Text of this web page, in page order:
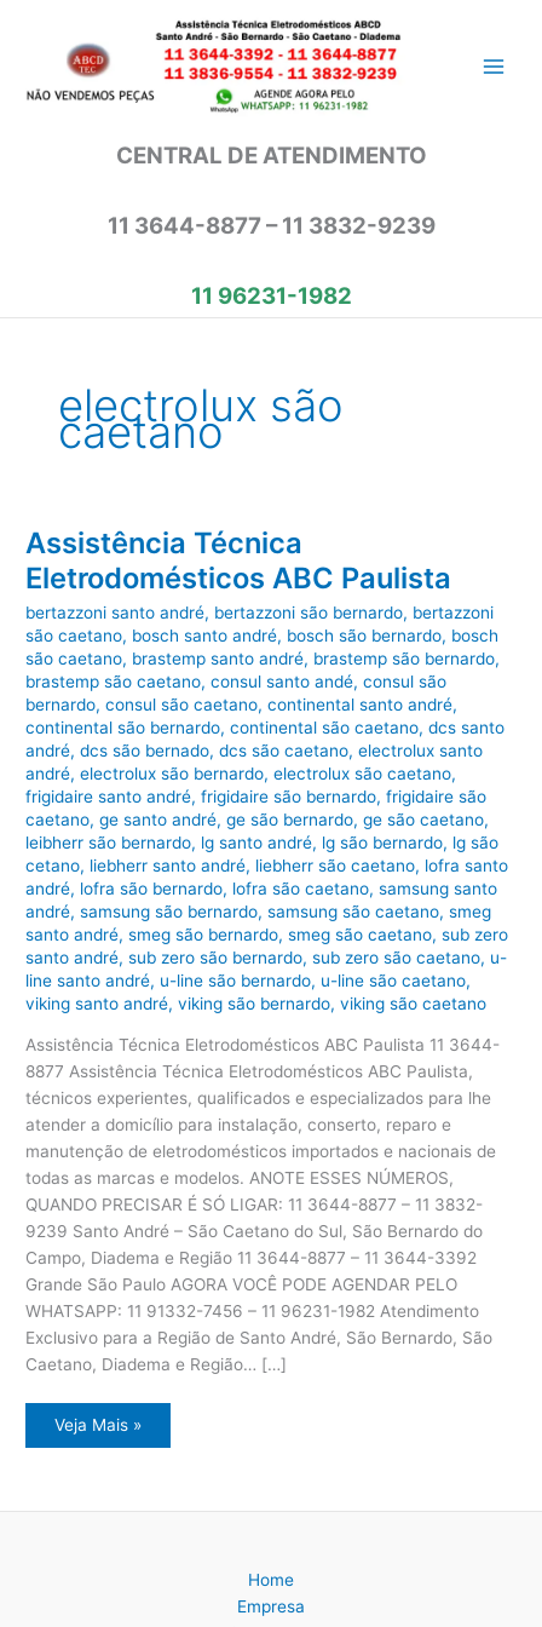
conteúdo
CENTRAL DE ATENDIMENTO
11 3644-8877 – 11 3832-9239
11 96231-1982
electrolux são
caetano
Assistência Técnica
Eletrodomésticos ABC Paulista
bertazzoni santo andré, bertazzoni são bernardo, bertazzoni
são caetano, bosch santo andré, bosch são bernardo, bosch
são caetano, brastemp santo andré, brastemp são bernardo,
brastemp são caetano,consul santo andé,consul são
bernardo,consul são caetano,continental santo andré,
continental são bernardo,continental são caetano,dcs santo
andré,dcs são bernado,dcs são caetano,electrolux santo
andré,electrolux são bernardo,electrolux são caetano,
frigidaire santo andré,frigidaire são bernardo,frigidaire são
caetano,ge santo andré,ge são bernardo,ge são caetano,
leibherr são bernardo, lg santo andré, lg são bernardo, lg são
cetano, liebherr santo andré, liebherr são caetano, lofra santo
andré, lofra são bernardo, lofra são caetano,samsung santo
andré,samsung são bernardo,samsung são caetano,smeg
santo andré,smeg são bernardo,smeg são caetano,sub zero
santo andré,sub zero são bernardo,sub zero são caetano, u-
line santo andré, u-line são bernardo, u-line são caetano,
viking santo andré,viking são bernardo,viking são caetano
Assistência Técnica Eletrodomésticos ABC Paulista 11 3644-
8877 Assistência Técnica Eletrodomésticos ABC Paulista,
técnicos experientes, qualificados e especializados para lhe
atender a domicílio para instalação, conserto, reparo e
manutenção de eletrodomésticos importados e nacionais de
todas as marcas e modelos. ANOTE ESSES NÚMEROS,
QUANDO PRECISAR É SÓ LIGAR: 11 3644-8877 – 11 3832-
9239 Santo André – São Caetano do Sul, São Bernardo do
Campo, Diadema e Região 11 3644-8877 – 11 3644-3392
Grande São Paulo AGORA VOCÊ PODE AGENDAR PELO
WHATSAPP: 11 91332-7456 – 11 96231-1982 Atendimento
Exclusivo para a Região de Santo André, São Bernardo, São
Caetano, Diadema e Região… […]
Assistência
Técnica
Veja Mais »
Home
Empresa